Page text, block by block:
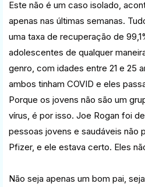
Este não é um caso isolado,
apenas nas últimas semanas.
uma taxa de recuperação de
adolescentes de qualquer
genro, com idades entre 21 e 25
ambos tinham COVID e eles
Porque os jovens não são um
vírus, é por isso. Joe Rogan foi
pessoas jovens e saudáveis não
Pfizer, e ele estava certo. Eles
Não seja apenas um bom pai,